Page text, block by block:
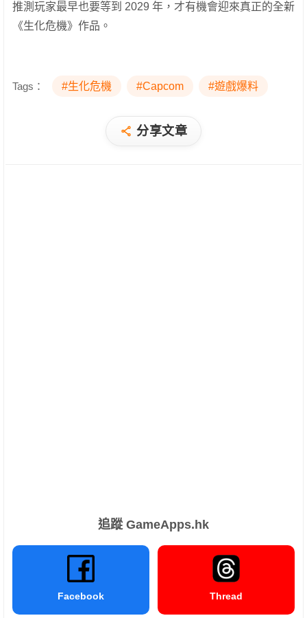
推測玩家最早也要等到 2029 年，才有機會迎來真正的全新
《生化危機》作品。
Tags： #生化危機 #Capcom #遊戲爆料
分享文章
追蹤 GameApps.hk
Facebook Thread